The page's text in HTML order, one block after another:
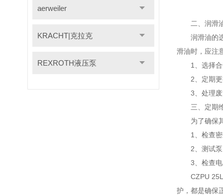
aerweiler
KRACHT|克拉克
REXROTH液压泵
二、润滑油
润滑油的选
滑油时，应注
1、选择合适
2、定期更换
3、处理废
三、定期维
为了确保其
1、检查密
2、测试泵的
3、检查电机
CZPU 25L
护，都是确保